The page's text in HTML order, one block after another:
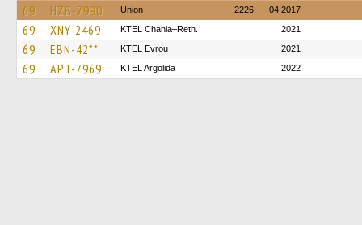
69 HZB-7990 Union 2226 04.2017
69 XNY-2469 KTEL Chania–Reth. 2021
69 EBN-42** KTEL Evrou 2021
69 APT-7969 KTEL Argolida 2022